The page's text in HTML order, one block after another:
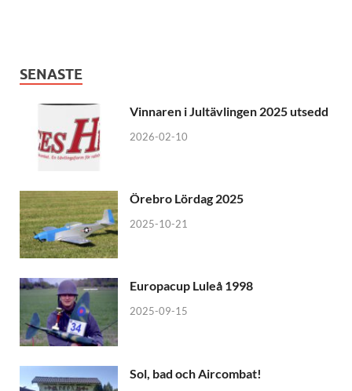
SENASTE
Vinnaren i Jultävlingen 2025 utsedd
2026-02-10
Örebro Lördag 2025
2025-10-21
Europacup Luleå 1998
2025-09-15
Sol, bad och Aircombat!